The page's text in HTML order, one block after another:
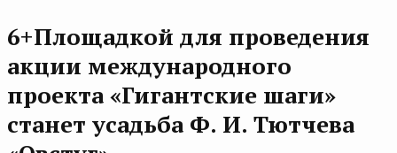
6+Площадкой для проведения
акции международного
проекта «Гигантские шаги»
станет усадьба Ф. И. Тютчева